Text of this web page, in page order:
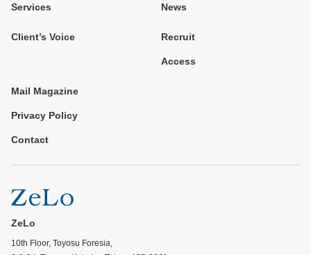
Services News
Client’s Voice Recruit
Access
Mail Magazine
Privacy Policy
Contact
ZeLo
10th Floor, Toyosu Foresia,